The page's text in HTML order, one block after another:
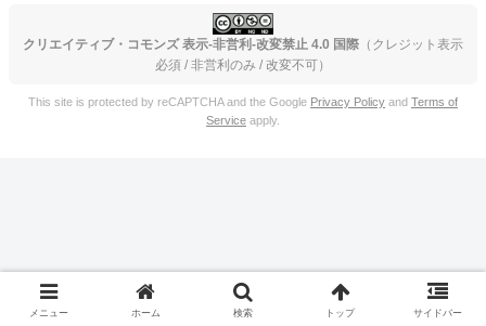
クリエイティブ・コモンズ 表示-非営利-改変禁止 4.0 国際 （クレジット表示
必須 / 非営利のみ / 改変不可）
This site is protected by reCAPTCHA and the Google Privacy Policy and Terms of
Service apply.
メニュー ホーム 検索 トップ サイドバー